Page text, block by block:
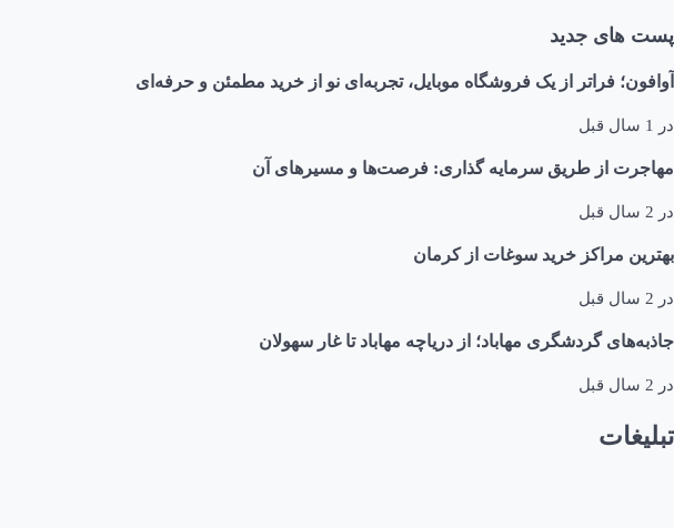
پست های جدید
آوافون؛ فراتر از یک فروشگاه موبایل، تجربه‌ای نو از خرید مطمئن و حرفه‌ای
در 1 سال قبل
مهاجرت از طریق سرمایه گذاری: فرصت‌ها و مسیرهای آن
در 2 سال قبل
بهترین مراکز خرید سوغات از کرمان
در 2 سال قبل
جاذبه‌های گردشگری مهاباد؛ از دریاچه مهاباد تا غار سهولان
در 2 سال قبل
تبلیغات